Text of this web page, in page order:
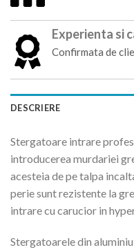
Experienta si
Confirmata de
DESCRIERE
Stergatoare intrare
introducerea murdariei
acesteia de pe talpa
perie sunt rezistente la
intrare cu carucior in
Stergatoarele din